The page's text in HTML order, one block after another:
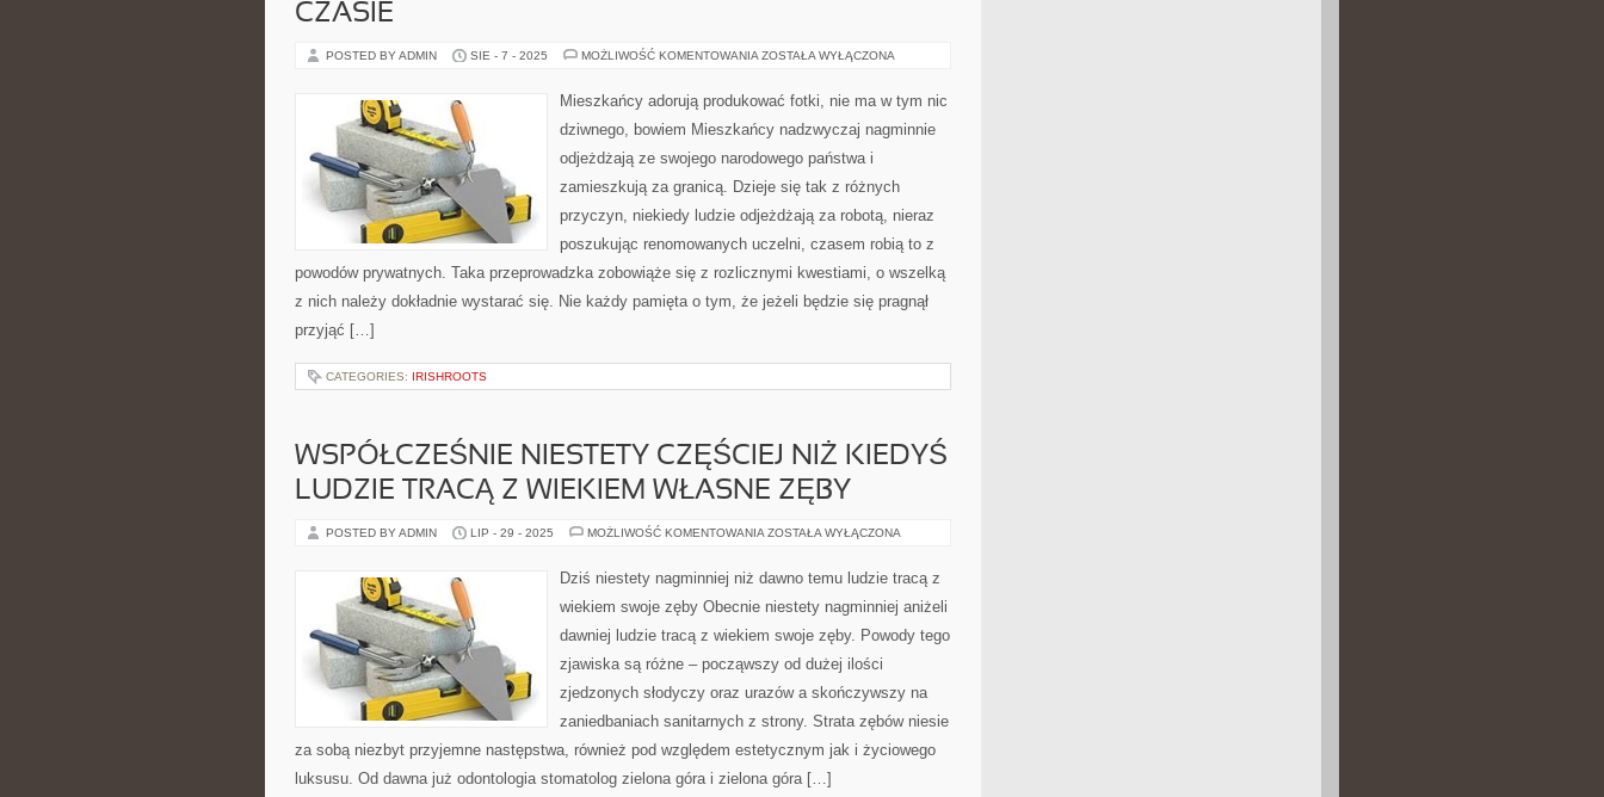
CZASIE
POSTED BY ADMIN SIE - 7 - 2025 MOŻLIWOŚĆ KOMENTOWANIA KAŻDY
POSIADA
MNÓSTWO
NIE
NIC
W
TYM,
JAKO
ŻE
TAKIE
POSŁUGI
ZAWSZE
CZASIE
ZOSTAŁA WYŁĄCZONA
Mieszkańcy adorują produkować fotki, nie ma w tym nic
dziwnego, bowiem Mieszkańcy nadzwyczaj nagminnie
odjeżdżają ze swojego narodowego państwa i
zamieszkują za granicą. Dzieje się tak z różnych
przyczyn, niekiedy ludzie odjeżdżają za robotą, nieraz
poszukując renomowanych uczelni, czasem robią to z
powodów prywatnych. Taka przeprowadzka zobowiąże się z rozlicznymi kwestiami, o wszelką
z nich należy dokładnie wystarać się. Nie każdy pamięta o tym, że jeżeli będzie się pragnął
przyjąć […]
CATEGORIES: IRISHROOTS
WSPÓŁCZEŚNIE NIESTETY CZĘŚCIEJ NIŻ KIEDYŚ
LUDZIE TRACĄ Z WIEKIEM WŁASNE ZĘBY
POSTED BY ADMIN LIP - 29 - 2025 MOŻLIWOŚĆ KOMENTOWANIA WSPÓŁCZEŚNIE
NIŻ
KIEDYŚ
TRACĄ
WIEKIEM
ZĘBY
ZOSTAŁA WYŁĄCZONA
Dziś niestety nagminniej niż dawno temu ludzie tracą z
wiekiem swoje zęby Obecnie niestety nagminniej aniżeli
dawniej ludzie tracą z wiekiem swoje zęby. Powody tego
zjawiska są różne – począwszy od dużej ilości
zjedzonych słodyczy oraz urazów a skończywszy na
zaniedbaniach sanitarnych z strony. Strata zębów niesie
za sobą niezbyt przyjemne następstwa, również pod względem estetycznym jak i życiowego
luksusu. Od dawna już odontologia stomatolog zielona góra i zielona góra […]